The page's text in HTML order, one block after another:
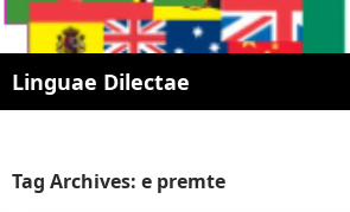
Linguae Dilectae
SKIP
Tag Archives: e premte